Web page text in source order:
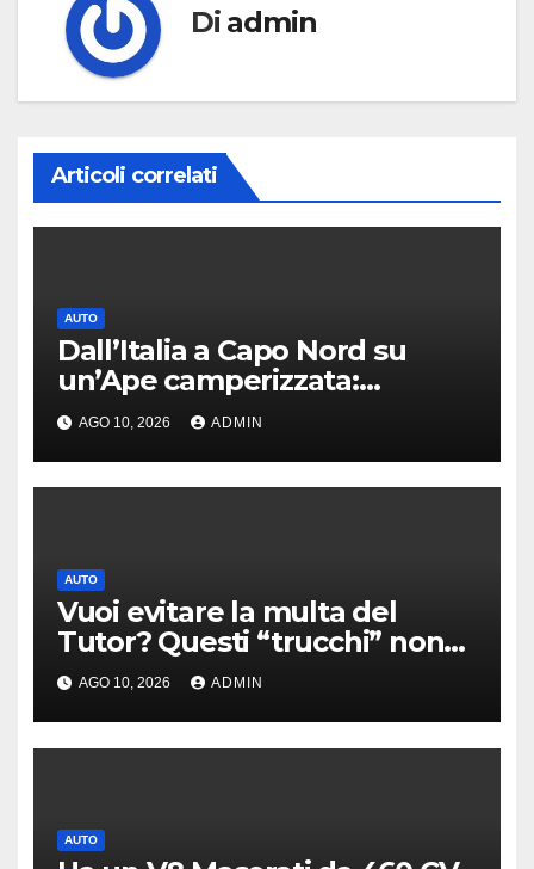
Di admin
Articoli correlati
AUTO
Dall’Italia a Capo Nord su
un’Ape camperizzata:
l’incredibile impresa di
Francesco
AGO 10, 2026 ADMIN
AUTO
Vuoi evitare la multa del
Tutor? Questi “trucchi” non
servono a nulla
AGO 10, 2026 ADMIN
AUTO